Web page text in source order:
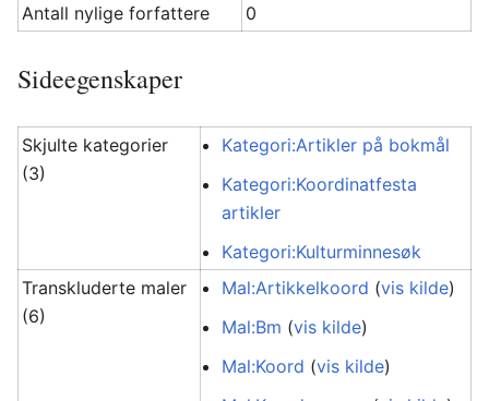
Antall nylige forfattere 0
Sideegenskaper
Skjulte kategorier
(3)
Kategori:Artikler på bokmål
Kategori:Koordinatfesta
artikler
Kategori:Kulturminnesøk
Transkluderte maler
(6)
Mal:Artikkelkoord (vis kilde)
Mal:Bm (vis kilde)
Mal:Koord (vis kilde)